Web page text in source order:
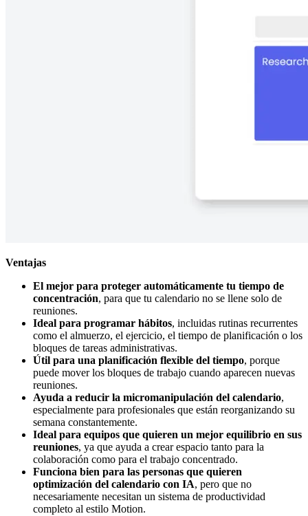
Ventajas
El mejor para proteger automáticamente tu tiempo de
concentración, para que tu calendario no se llene solo de
reuniones.
Ideal para programar hábitos, incluidas rutinas recurrentes
como el almuerzo, el ejercicio, el tiempo de planificación o los
bloques de tareas administrativas.
Útil para una planificación flexible del tiempo, porque
puede mover los bloques de trabajo cuando aparecen nuevas
reuniones.
Ayuda a reducir la micromanipulación del calendario,
especialmente para profesionales que están reorganizando su
semana constantemente.
Ideal para equipos que quieren un mejor equilibrio en sus
reuniones, ya que ayuda a crear espacio tanto para la
colaboración como para el trabajo concentrado.
Funciona bien para las personas que quieren
optimización del calendario con IA, pero que no
necesariamente necesitan un sistema de productividad
completo al estilo Motion.